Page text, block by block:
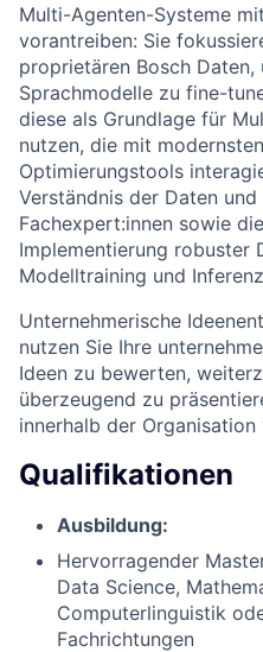
Multi-Agenten-Systeme
vorantreiben: Sie
proprietären Bosch Daten,
Sprachmodelle zu fine-
diese als Grundlage für
nutzen, die mit
Optimierungstools
Verständnis der Daten
Fachexpert:innen sowie
Implementierung robuster
Modelltraining und
Unternehmerische
nutzen Sie Ihre
Ideen zu bewerten,
überzeugend zu
innerhalb der
Qualifikationen
Ausbildung:
Hervorragender
Data Science,
Computerlinguistik
Fachrichtungen